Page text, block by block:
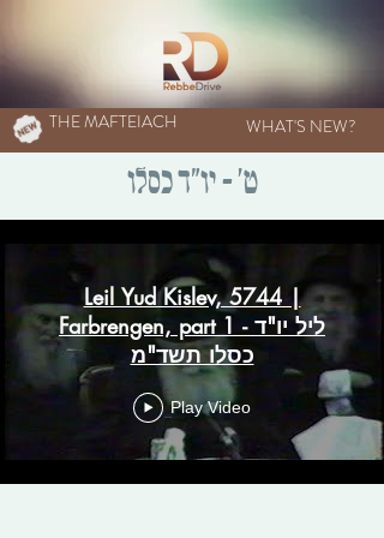
THE MAFTEIACH WHAT'S NEW?
ט' - יו"ד כסלו
Leil Yud Kislev, 5744 |
Farbrengen, part 1 - ליל יו"ד
כסלו תשד"מ
Play Video